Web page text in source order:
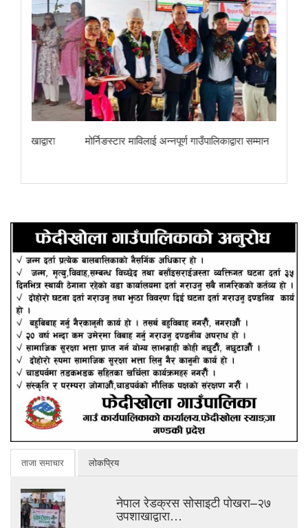
मोर्निङस्टार माविलाई अन्नपूर्ण गाउँपालिकाद्वारा सम्मान छोरेपाटन मा.
ताजा समाचार लोकप्रिय
नेपाल रेडक्रस सोसाइटी पोखरा–२७
उपशाखाद्वारा…